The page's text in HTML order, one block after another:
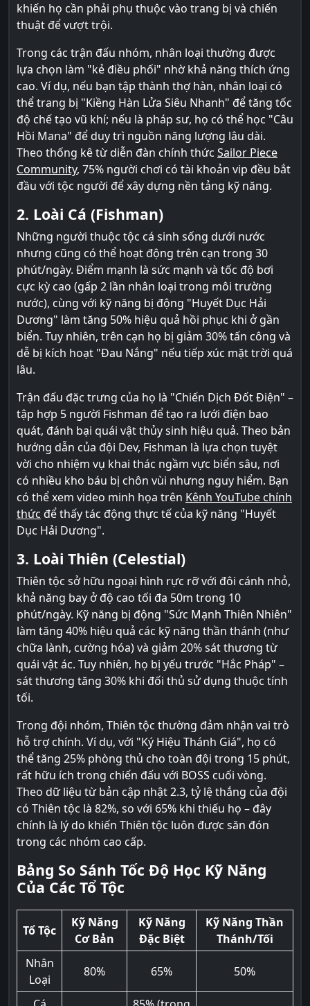
khiến họ cần phải phụ thuộc vào trang bị và chiến
thuật để vượt trội.
Trong các trận đấu nhóm, nhân loại thường được
lựa chọn làm "kẻ điều phối" nhờ khả năng thích ứng
cao. Ví dụ, nếu bạn tập thành thợ hàn, nhân loại có
thể trang bị "Kiềng Hàn Lửa Siêu Nhanh" để tăng tốc
độ chế tạo vũ khí; nếu là pháp sư, họ có thể học "Câu
Hồi Mana" để duy trì nguồn năng lượng lâu dài.
Theo thống kê từ diễn đàn chính thức Sailor Piece
Community, 75% người chơi có tài khoản vip đều bắt
đầu với tộc người để xây dựng nền tảng kỹ năng.
2. Loài Cá (Fishman)
Những người thuộc tộc cá sinh sống dưới nước
nhưng cũng có thể hoạt động trên cạn trong 30
phút/ngày. Điểm mạnh là sức mạnh và tốc độ bơi
cực kỳ cao (gấp 2 lần nhân loại trong môi trường
nước), cùng với kỹ năng bị động "Huyết Dục Hải
Dương" làm tăng 50% hiệu quả hồi phục khi ở gần
biển. Tuy nhiên, trên cạn họ bị giảm 30% tấn công và
dễ bị kích hoạt "Đau Nắng" nếu tiếp xúc mặt trời quá
lâu.
Trận đấu đặc trưng của họ là "Chiến Dịch Đốt Điện" –
tập hợp 5 người Fishman để tạo ra lưới điện bao
quát, đánh bại quái vật thủy sinh hiệu quả. Theo bản
hướng dẫn của đội Dev, Fishman là lựa chọn tuyệt
vời cho nhiệm vụ khai thác ngầm vực biển sâu, nơi
có nhiều kho báu bị chôn vùi nhưng nguy hiểm. Bạn
có thể xem video minh họa trên Kênh YouTube chính
thức để thấy tác động thực tế của kỹ năng "Huyết
Dục Hải Dương".
3. Loài Thiên (Celestial)
Thiên tộc sở hữu ngoại hình rực rỡ với đôi cánh nhỏ,
khả năng bay ở độ cao tối đa 50m trong 10
phút/ngày. Kỹ năng bị động "Sức Mạnh Thiên Nhiên"
làm tăng 40% hiệu quả các kỹ năng thần thánh (như
chữa lành, cường hóa) và giảm 20% sát thương từ
quái vật ác. Tuy nhiên, họ bị yếu trước "Hắc Pháp" –
sát thương tăng 30% khi đối thủ sử dụng thuộc tính
tối.
Trong đội nhóm, Thiên tộc thường đảm nhận vai trò
hỗ trợ chính. Ví dụ, với "Ký Hiệu Thánh Giá", họ có
thể tăng 25% phòng thủ cho toàn đội trong 15 phút,
rất hữu ích trong chiến đấu với BOSS cuối vòng.
Theo dữ liệu từ bản cập nhật 2.3, tỷ lệ thắng của đội
có Thiên tộc là 82%, so với 65% khi thiếu họ – đây
chính là lý do khiến Thiên tộc luôn được săn đón
trong các nhóm cao cấp.
Bảng So Sánh Tốc Độ Học Kỹ Năng
Của Các Tổ Tộc
Tổ Tộc
Kỹ Năng
Cơ Bản
Kỹ Năng
Đặc Biệt
Kỹ Năng Thần
Thánh/Tối
Nhân
Loại
80% 65% 50%